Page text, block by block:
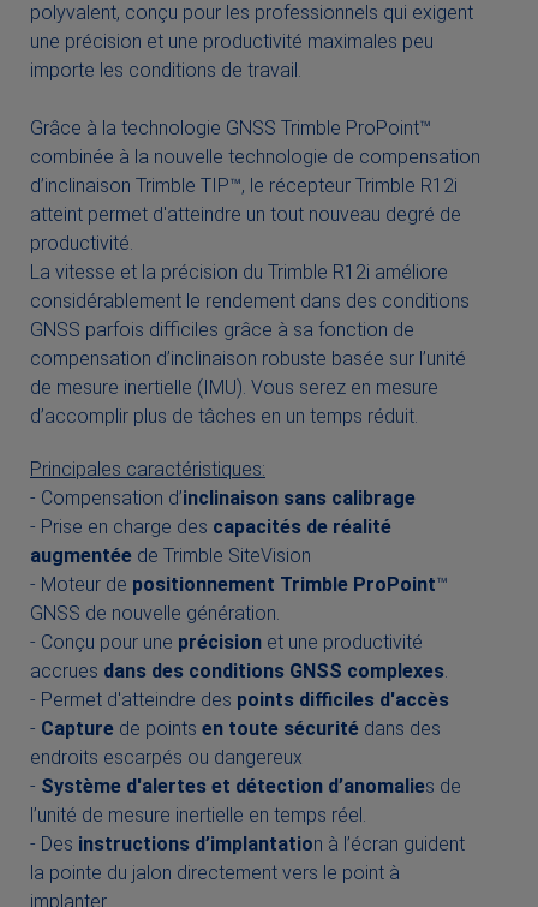
polyvalent, conçu pour les professionnels qui exigent
une précision et une productivité maximales peu
importe les conditions de travail.
Grâce à la technologie GNSS Trimble ProPoint™
combinée à la nouvelle technologie de compensation
d’inclinaison Trimble TIP™, le récepteur Trimble R12i
atteint permet d'atteindre un tout nouveau degré de
productivité.
La vitesse et la précision du Trimble R12i améliore
considérablement le rendement dans des conditions
GNSS parfois difficiles grâce à sa fonction de
compensation d’inclinaison robuste basée sur l’unité
de mesure inertielle (IMU). Vous serez en mesure
d’accomplir plus de tâches en un temps réduit.
Principales caractéristiques:
- Compensation d’inclinaison sans calibrage
- Prise en charge des capacités de réalité
augmentée de Trimble SiteVision
- Moteur de positionnement Trimble ProPoint™
GNSS de nouvelle génération.
- Conçu pour une précision et une productivité
accrues dans des conditions GNSS complexes.
- Permet d'atteindre des points difficiles d'accès
- Capture de points en toute sécurité dans des
endroits escarpés ou dangereux
- Système d'alertes et détection d’anomalies de
l’unité de mesure inertielle en temps réel.
- Des instructions d’implantation à l’écran guident
la pointe du jalon directement vers le point à
implanter.